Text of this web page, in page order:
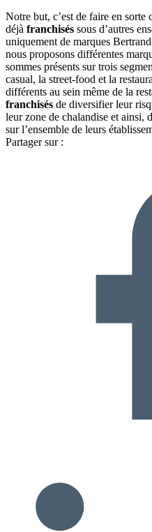
Notre but, c’est de faire en sorte
déjà franchisés sous d’autres
uniquement de marques
nous proposons différentes
sommes présents sur trois
casual, la street-food et la
différents au sein même de la
franchisés de diversifier leur
leur zone de chalandise et ainsi,
sur l’ensemble de leurs
Partager sur :